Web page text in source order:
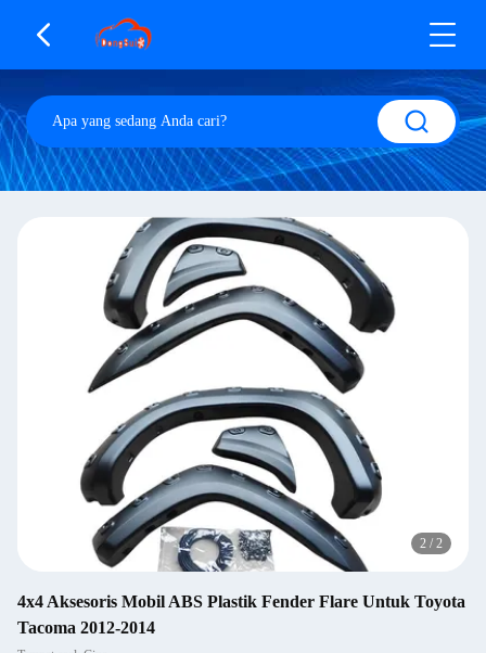
2 / 2
4x4 Aksesoris Mobil ABS Plastik Fender Flare Untuk Toyota
Tacoma 2012-2014